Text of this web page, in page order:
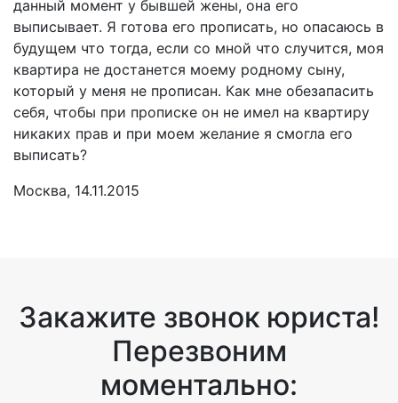
данный момент у бывшей жены, она его
выписывает. Я готова его прописать, но опасаюсь в
будущем что тогда, если со мной что случится, моя
квартира не достанется моему родному сыну,
который у меня не прописан. Как мне обезапасить
себя, чтобы при прописке он не имел на квартиру
никаких прав и при моем желание я смогла его
выписать?
Москва, 14.11.2015
Закажите звонок юриста!
Перезвоним
моментально: